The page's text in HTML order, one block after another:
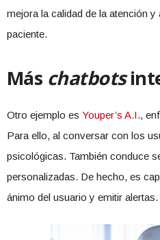
mejora la calidad de la atención
paciente.
Más chatbots
Otro ejemplo es Youper’s A.I.,
Para ello, al conversar con los
psicológicas. También conduce
personalizadas. De hecho, es
ánimo del usuario y emitir alertas.